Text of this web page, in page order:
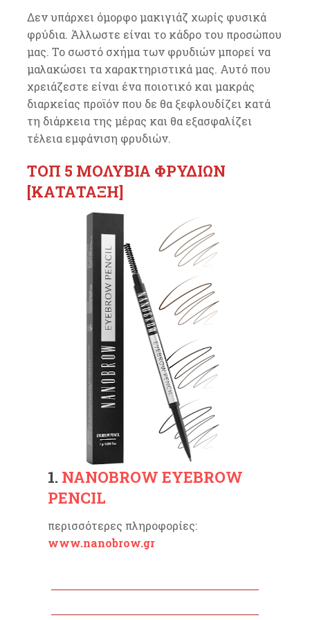
Δεν υπάρχει όμορφο μακιγιάζ χωρίς φυσικά
φρύδια. Άλλωστε είναι το κάδρο του προσώπου
μας. Το σωστό σχήμα των φρυδιών μπορεί να
μαλακώσει τα χαρακτηριστικά μας. Αυτό που
χρειάζεστε είναι ένα ποιοτικό και μακράς
διαρκείας προϊόν που δε θα ξεφλουδίζει κατά
τη διάρκεια της μέρας και θα εξασφαλίζει
τέλεια εμφάνιση φρυδιών.
ΤΟΠ 5 ΜΟΛΥΒΙΑ ΦΡΥΔΙΩΝ
[ΚΑΤΑΤΑΞΗ]
1. NANOBROW EYEBROW
PENCIL
περισσότερες πληροφορίες:
www.nanobrow.gr